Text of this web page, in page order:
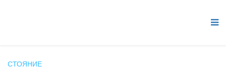
СТОЯНИЕ